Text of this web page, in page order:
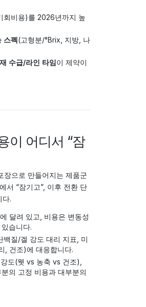
회비용)를 2026년까지 높
스펙(고형분/°Brix, 지방, 나
수급/라인 타임이 제약이
이 어디서 “잠
으로 만들어지는 제품군
서 “잠기고”, 이후 전환 단
다.
달려 있고, 비용은 변동성
습니다.
질/겔 강도 대리 지표, 미
, 건조)에 대응합니다.
도(웻 vs 농축 vs 건조),
의 고정 비용과 대부분의